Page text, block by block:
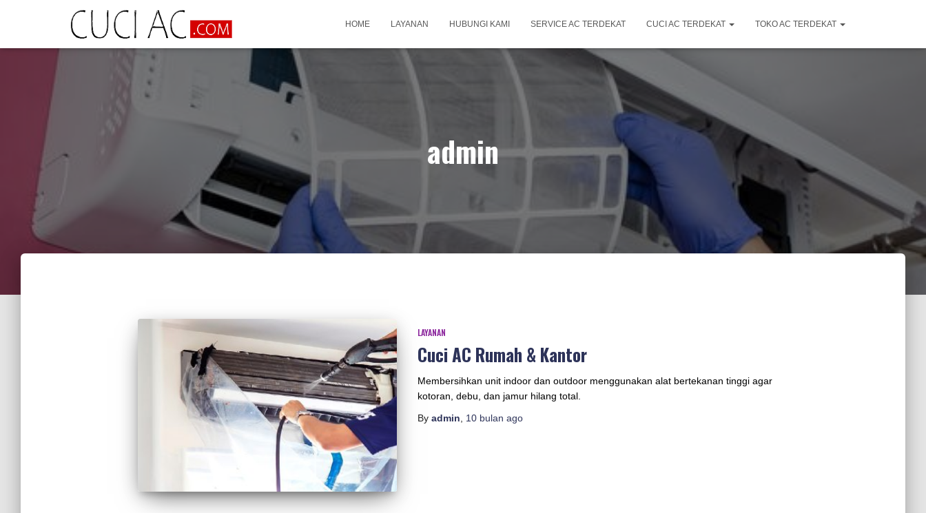
HOME LAYANAN HUBUNGI KAMI SERVICE AC TERDEKAT CUCI AC TERDEKAT TOKO AC TERDEKAT
admin
LAYANAN
Cuci AC Rumah & Kantor
Membersihkan unit indoor dan outdoor menggunakan alat bertekanan tinggi agar
kotoran, debu, dan jamur hilang total.
By admin 10 bulan ago